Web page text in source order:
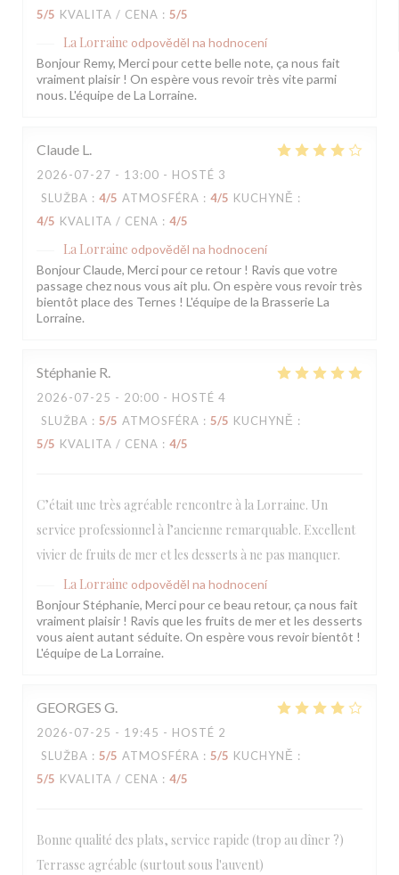
5/5 KVALITA / CENA : 5/5
La Lorraine odpověděl na hodnocení
Bonjour Remy, Merci pour cette belle note, ça nous fait
vraiment plaisir ! On espère vous revoir très vite parmi
nous. L'équipe de La Lorraine.
Claude L
2026-07-27 - 13:00 - HOSTÉ 3
SLUŽBA : 4/5 ATMOSFÉRA : 4/5 KUCHYNĚ :
4/5 KVALITA / CENA : 4/5
La Lorraine odpověděl na hodnocení
Bonjour Claude, Merci pour ce retour ! Ravis que votre
passage chez nous vous ait plu. On espère vous revoir très
bientôt place des Ternes ! L'équipe de la Brasserie La
Lorraine.
Stéphanie R
2026-07-25 - 20:00 - HOSTÉ 4
SLUŽBA : 5/5 ATMOSFÉRA : 5/5 KUCHYNĚ :
5/5 KVALITA / CENA : 4/5
C’était une très agréable rencontre à la Lorraine. Un
service professionnel à l’ancienne remarquable. Excellent
vivier de fruits de mer et les desserts à ne pas manquer.
La Lorraine odpověděl na hodnocení
Bonjour Stéphanie, Merci pour ce beau retour, ça nous fait
vraiment plaisir ! Ravis que les fruits de mer et les desserts
vous aient autant séduite. On espère vous revoir bientôt !
L'équipe de La Lorraine.
GEORGES G
2026-07-25 - 19:45 - HOSTÉ 2
SLUŽBA : 5/5 ATMOSFÉRA : 5/5 KUCHYNĚ :
5/5 KVALITA / CENA : 4/5
Bonne qualité des plats, service rapide (trop au dîner ?)
Terrasse agréable (surtout sous l'auvent)